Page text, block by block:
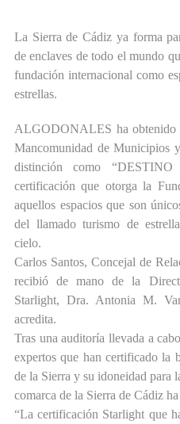
La Sierra de Cádiz ya forma
de enclaves de todo el mundo
fundación internacional como
estrellas.
ALGODONALES ha obtenido
Mancomunidad de Municipios
distinción como
certificación que otorga la
aquellos espacios que son
del llamado turismo de
cielo.
Carlos Santos, Concejal de
recibió de mano de la
Starlight, Dra. Antonia M.
acredita.
Tras una auditoría llevada a
expertos que han certificado la
de la Sierra y su idoneidad para
comarca de la Sierra de Cádiz
“La certificación Starlight que